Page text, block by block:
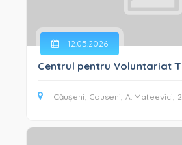
12.05.2026
Centrul pentru Voluntariat
Căușeni, Causeni, A. Mateevici,